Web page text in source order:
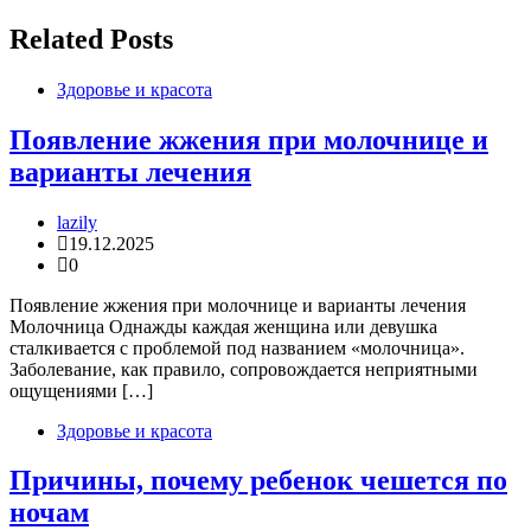
Related Posts
Здоровье и красота
Появление жжения при молочнице и
варианты лечения
lazily
19.12.2025
0
Появление жжения при молочнице и варианты лечения
Молочница Однажды каждая женщина или девушка
сталкивается с проблемой под названием «молочница».
Заболевание, как правило, сопровождается неприятными
ощущениями […]
Здоровье и красота
Причины, почему ребенок чешется по
ночам